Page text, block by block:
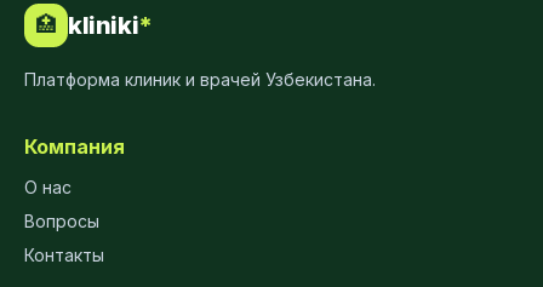
🏥 kliniki*
Платформа клиник и врачей Узбекистана.
Компания
О нас
Вопросы
Контакты